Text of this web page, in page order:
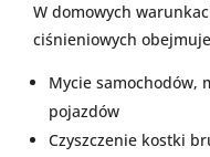
W domowych
ciśnieniowych
Mycie samochodów,
pojazdów
Czyszczenie kostki